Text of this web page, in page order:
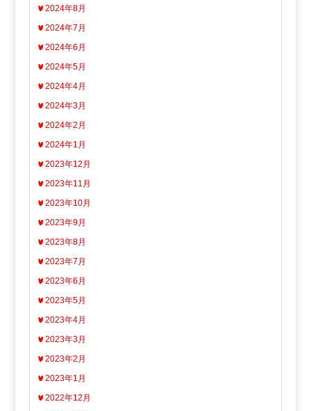
2024年8月
2024年7月
2024年6月
2024年5月
2024年4月
2024年3月
2024年2月
2024年1月
2023年12月
2023年11月
2023年10月
2023年9月
2023年8月
2023年7月
2023年6月
2023年5月
2023年4月
2023年3月
2023年2月
2023年1月
2022年12月